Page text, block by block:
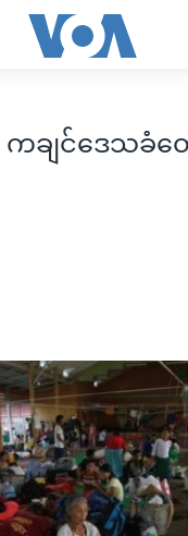
း
ယ်
ာ
ာ
စာ
က်အလက်များ
ဉ်
ချင်ဒေသခံတွ